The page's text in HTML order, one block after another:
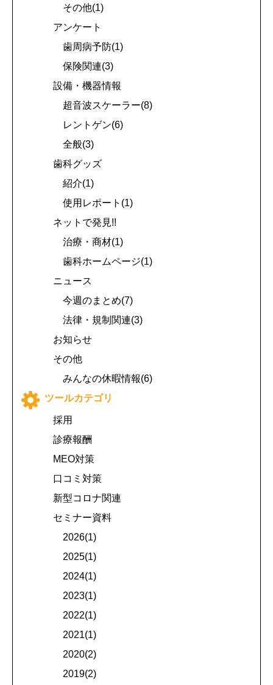
その他(1)
アンケート
歯周病予防(1)
保険関連(3)
設備・機器情報
超音波スケーラー(8)
レントゲン(6)
全般(3)
歯科グッズ
紹介(1)
使用レポート(1)
ネットで発見!!
治療・商材(1)
歯科ホームページ(1)
ニュース
今週のまとめ(7)
法律・規制関連(3)
お知らせ
その他
みんなの休暇情報(6)
ツールカテゴリ
採用
診療報酬
MEO対策
口コミ対策
新型コロナ関連
セミナー資料
2026(1)
2025(1)
2024(1)
2023(1)
2022(1)
2021(1)
2020(2)
2019(2)